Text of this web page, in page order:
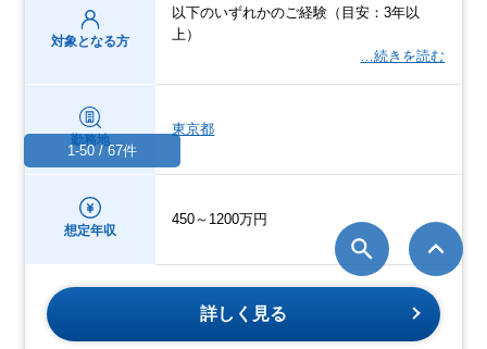
対象となる方
以下のいずれかのご経験（目安：3年以
上）
…続きを読む
勤務地
東京都
想定年収
450～1200万円
詳しく見る
1-50 / 67件